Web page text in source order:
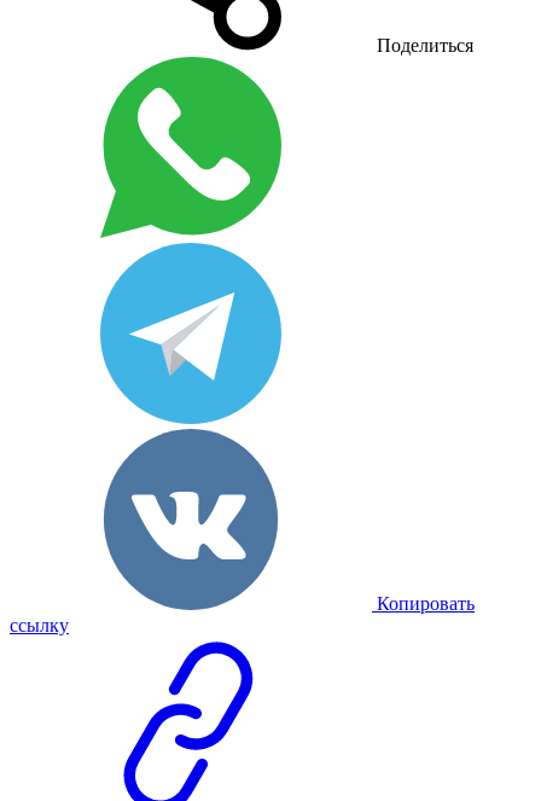
Поделиться
Копировать
ссылку